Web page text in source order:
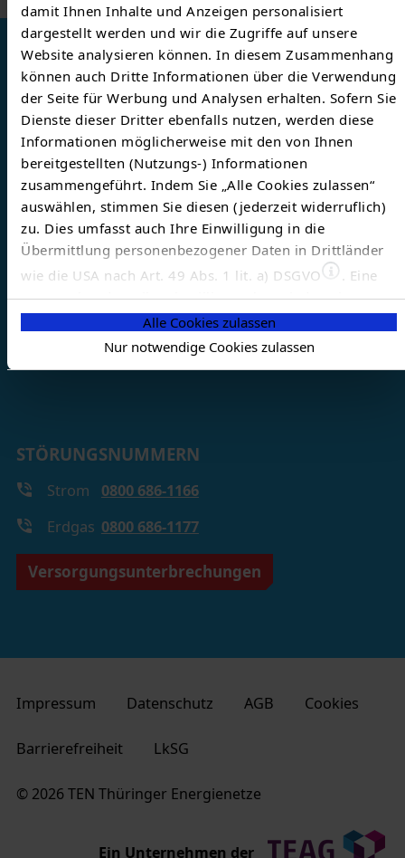
damit Ihnen Inhalte und Anzeigen personalisiert
dargestellt werden und wir die Zugriffe auf unsere
Website analysieren können. In diesem Zusammenhang
können auch Dritte Informationen über die Verwendung
der Seite für Werbung und Analysen erhalten. Sofern Sie
Dienste dieser Dritter ebenfalls nutzen, werden diese
Informationen möglicherweise mit den von Ihnen
bereitgestellten (Nutzungs-) Informationen
zusammengeführt. Indem Sie „Alle Cookies zulassen“
auswählen, stimmen Sie diesen (jederzeit widerruflich)
zu. Dies umfasst auch Ihre Einwilligung in die
Übermittlung personenbezogener Daten in Drittländer
wie die USA nach Art. 49 Abs. 1 lit. a) DSGVO
. Eine
entsprechend erteilte Einwilligung kann jederzeit
widerrufen werden. Nähere Informationen zu allem
Vorgenannten finden Sie in dieser
Cookieerklärung
Datenschutzerklärung
Status Ihrer Einwilligung
Alle Cookies zulassen
Nur notwendige Cookies zulassen
TEN THÜRINGER ENERGIENETZE
GMBH & CO. KG
Schwerborner Straße 30
99087 Erfurt
E-Mail
info@thueringer-energienetze.com
NETZSERVICE
Tel
03641-63-1888
03641 63-1889
netzservice@thueringer-
STÖRUNGSNUMMERN
Strom
0800 686-1166
Erdgas 0800 686-1177
Versorgungsunterbrechungen
Impressum Datenschutz AGB Cookies
Barrierefreiheit LkSG
© 2026 TEN Thüringer Energienetze
Ein Unternehmen der